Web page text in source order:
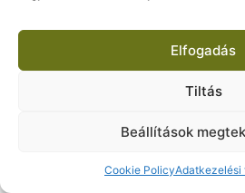
Elfogadás
Tiltás
Beállítások
Cookie Policy